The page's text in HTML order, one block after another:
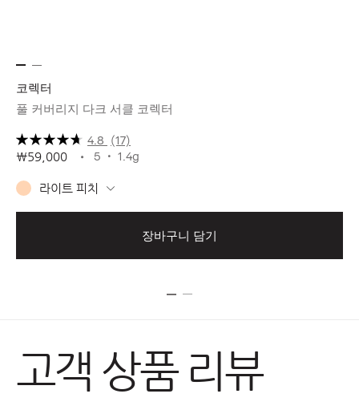
코렉터
풀 커버리지 다크 서클 코렉터
4.8 (17)
₩59,000 5 1.4g
라이트 피치
장바구니 담기
고객 상품 리뷰